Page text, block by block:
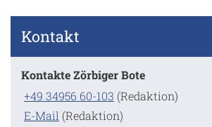
Kontakt
Kontakte Zörbiger Bote
+49 34956 60-103 (Redaktion)
E-Mail (Redaktion)